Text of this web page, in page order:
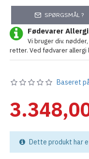
SPØRGSMÅL ?
Fødevarer Allergi
Vi bruger div.
retter. Ved fødvarer allergi
Baseret
Dette produkt har